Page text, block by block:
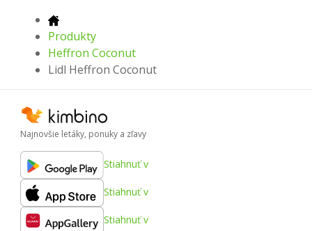
Produkty
Heffron Coconut
Lidl Heffron Coconut
Najnovšie letáky, ponuky a zľavy
Stiahnuť v
Stiahnuť v
Stiahnuť v